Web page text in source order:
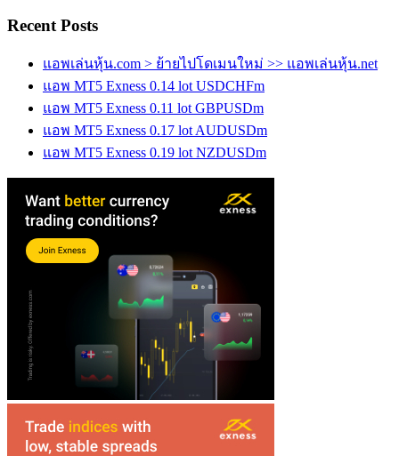
Recent Posts
แอพเล่นหุ้น.com > ย้ายไปโดเมนใหม่ >> แอพเล่นหุ้น.net
แอพ MT5 Exness 0.14 lot USDCHFm
แอพ MT5 Exness 0.11 lot GBPUSDm
แอพ MT5 Exness 0.17 lot AUDUSDm
แอพ MT5 Exness 0.19 lot NZDUSDm